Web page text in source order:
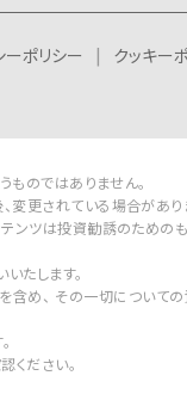
ーポリシー クッキー
ものではありません。
変更されている場合があり
ンツは投資勧誘のための
たします。
含め、 その一切について
ください。